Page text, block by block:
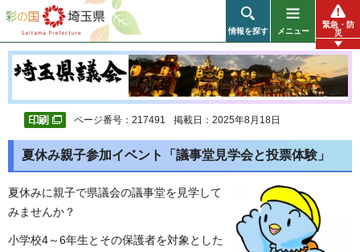
彩の国 埼玉県
情報を探す メニュー
緊急・防
災
ページ番号：217491 掲載日：2025年8月18日
夏休み親子参加イベント「議事堂見学会と投票体験」
夏休みに親子で県議会の議事堂を見学して
みませんか？
小学校4～6年生とその保護者を対象とした